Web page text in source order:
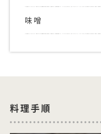
味噌
料理手順